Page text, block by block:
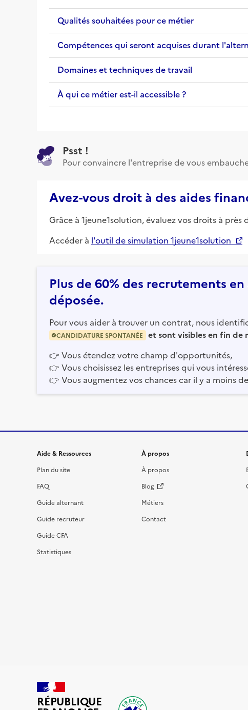
Qualités souhaitées pour ce métier
Compétences qui seront acquises durant
Domaines et techniques de travail
À qui ce métier est-il accessible ?
Psst !
Pour convaincre l'entreprise de vous
Avez-vous droit à des aides
Grâce à 1jeune1solution, évaluez vos droits à
Accéder à l'outil de simulation 1jeune1solution
Plus de 60% des recrutements
déposée.
Pour vous aider à trouver un contrat, nous
CANDIDATURE SPONTANÉE
et sont visibles en fin de
👉 Vous étendez votre champ d'opportunités,
👉 Vous choisissez les entreprises qui vous
👉 Vous augmentez vos chances car il y a moins
Informations et liens du site
Aide & Ressources
Plan du site
FAQ
Guide alternant
Guide recruteur
Guide CFA
Statistiques
À propos
À propos
Blog
Métiers
Contact
RÉPUBLIQUE